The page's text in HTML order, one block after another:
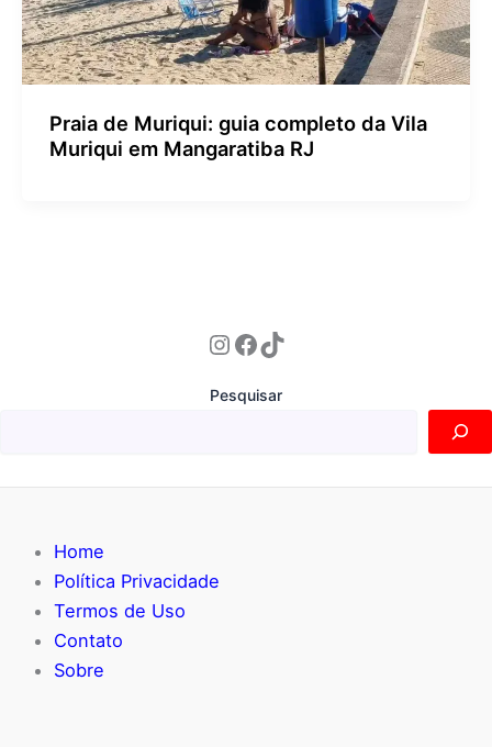
Praia de Muriqui: guia completo da Vila
Muriqui em Mangaratiba RJ
Instagram
Facebook
TikTok
Pesquisar
Home
Política Privacidade
Termos de Uso
Contato
Sobre